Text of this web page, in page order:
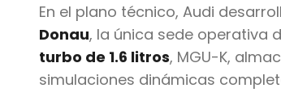
En el plano técnico, Audi
Donau, la única sede operativa
turbo de 1.6 litros, MGU-K,
simulaciones dinámicas